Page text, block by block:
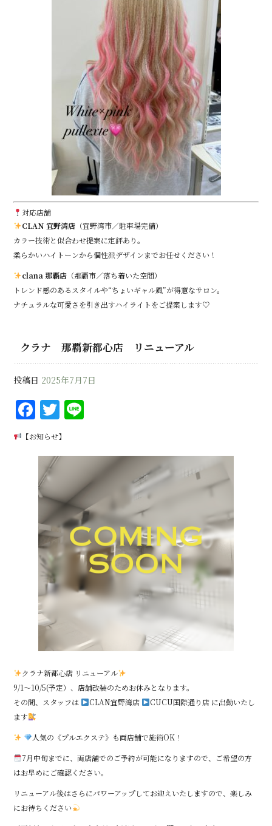
対応店舗
CLAN 宜野湾店 （宜野湾市／駐車場完備）
カラー技術と似合わせ提案に定評あり。
柔らかいハイトーンから個性派デザインまでお任せください！
clana 那覇店 （那覇市／落ち着いた空間）
トレンド感のあるスタイルや“ちょいギャル風”が得意なサロン。
ナチュラルな可愛さを引き出すハイライトをご提案します♡
クラナ 那覇新都心店 リニューアル
投稿日 2025年7月7日
F
a
c
e
b
o
o
k
T
w
it
r
e
【お知らせ】
クラナ新都心店 リニューアル
9/1〜10/5(予定）、店舗改装のためお休みとなります。
その間、スタッフは
CLAN宜野湾店
CUCU国際通り店 に出勤いたし
ます
人気の《プルエクステ》も両店舗で施術OK！
7月中旬までに、両店舗でのご予約が可能になりますので、ご希望の方
はお早めにご確認ください。
リニューアル後はさらにパワーアップしてお迎えいたしますので、楽しみ
にお待ちください